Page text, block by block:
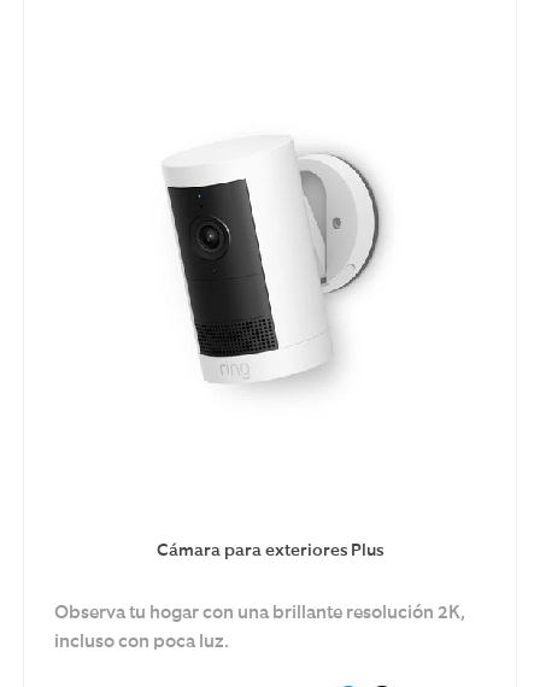
Cámara para exteriores Plus
Observa tu hogar con una brillante resolución 2K,
incluso con poca luz.